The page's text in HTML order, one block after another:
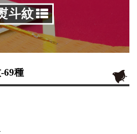
斗紋
-69種